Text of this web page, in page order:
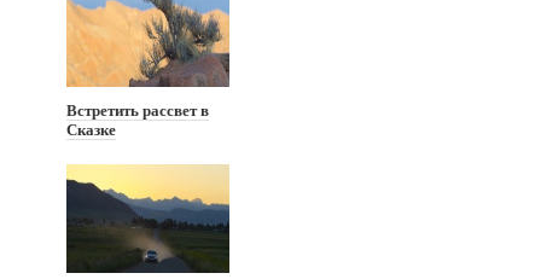
Встретить рассвет в
Сказке